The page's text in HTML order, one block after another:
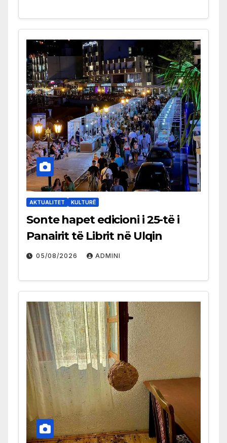
AKTUALITET KULTURË
Sonte hapet edicioni i 25-të i
Panairit të Librit në Ulqin
05/08/2026 ADMINI